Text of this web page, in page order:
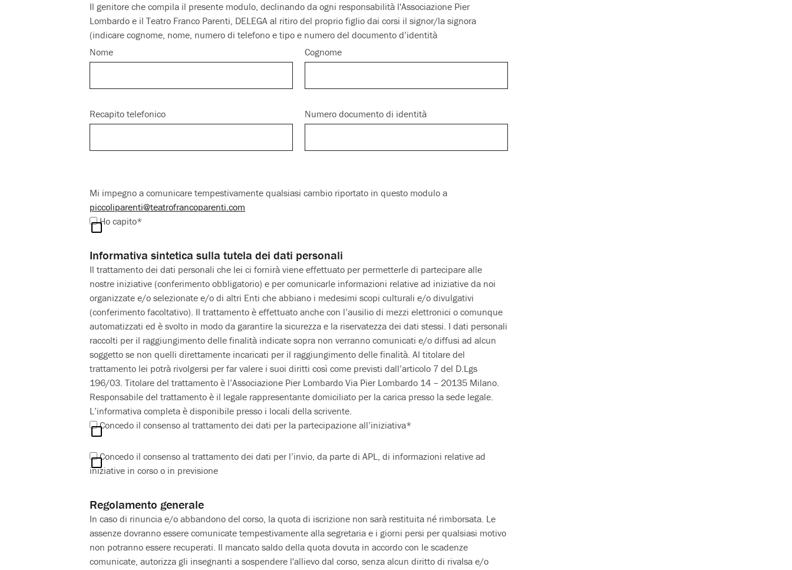
Il genitore che compila il presente modulo, declinando da ogni responsabilità l'Associazione Pier
Lombardo e il Teatro Franco Parenti, DELEGA al ritiro del proprio figlio dai corsi il signor/la signora
(indicare cognome, nome, numero di telefono e tipo e numero del documento d’identità
Nome
Cognome
Recapito telefonico Numero documento di identità
Mi impegno a comunicare tempestivamente qualsiasi cambio riportato in questo modulo a
piccoliparenti@teatrofrancoparenti.com
Ho capito*
Informativa sintetica sulla tutela dei dati personali
Il trattamento dei dati personali che lei ci fornirà viene effettuato per permetterle di partecipare alle
nostre iniziative (conferimento obbligatorio) e per comunicarle informazioni relative ad iniziative da noi
organizzate e/o selezionate e/o di altri Enti che abbiano i medesimi scopi culturali e/o divulgativi
(conferimento facoltativo). Il trattamento è effettuato anche con l’ausilio di mezzi elettronici o comunque
automatizzati ed è svolto in modo da garantire la sicurezza e la riservatezza dei dati stessi. I dati personali
raccolti per il raggiungimento delle finalità indicate sopra non verranno comunicati e/o diffusi ad alcun
soggetto se non quelli direttamente incaricati per il raggiungimento delle finalità. Al titolare del
trattamento lei potrà rivolgersi per far valere i suoi diritti così come previsti dall’articolo 7 del D.Lgs
196/03. Titolare del trattamento è l’Associazione Pier Lombardo Via Pier Lombardo 14 – 20135 Milano.
Responsabile del trattamento è il legale rappresentante domiciliato per la carica presso la sede legale.
L’informativa completa è disponibile presso i locali della scrivente.
Concedo il consenso al trattamento dei dati per la partecipazione all’iniziativa*
Concedo il consenso al trattamento dei dati per l’invio, da parte di APL, di informazioni relative ad
iniziative in corso o in previsione
Regolamento generale
In caso di rinuncia e/o abbandono del corso, la quota di iscrizione non sarà restituita né rimborsata. Le
assenze dovranno essere comunicate tempestivamente alla segretaria e i giorni persi per qualsiasi motivo
non potranno essere recuperati. Il mancato saldo della quota dovuta in accordo con le scadenze
comunicate, autorizza gli insegnanti a sospendere l'allievo dal corso, senza alcun diritto di rivalsa e/o